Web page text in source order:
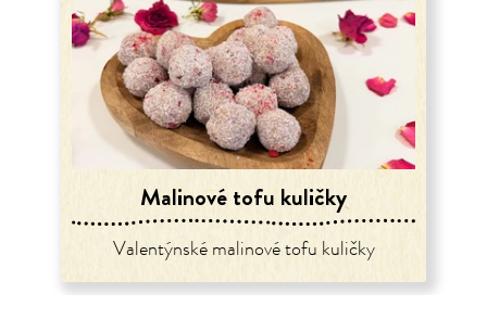
Malinové tofu kuličky
Valentýnské malinové tofu kuličky